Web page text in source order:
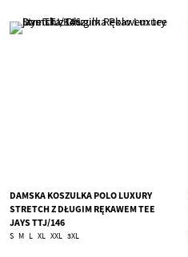
DAMSKA KOSZULKA POLO LUXURY
STRETCH Z DŁUGIM RĘKAWEM TEE
JAYS TTJ/146
S M L XL XXL 3XL